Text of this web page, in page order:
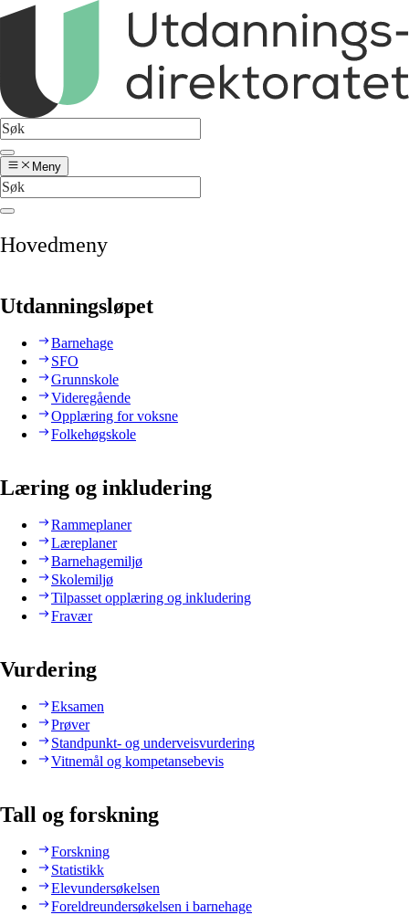
Meny
Hovedmeny
Utdanningsløpet
Barnehage
SFO
Grunnskole
Videregående
Opplæring for voksne
Folkehøgskole
Læring og inkludering
Rammeplaner
Læreplaner
Barnehagemiljø
Skolemiljø
Tilpasset opplæring og inkludering
Fravær
Vurdering
Eksamen
Prøver
Standpunkt- og underveisvurdering
Vitnemål og kompetansebevis
Tall og forskning
Forskning
Statistikk
Elevundersøkelsen
Foreldreundersøkelsen i barnehage